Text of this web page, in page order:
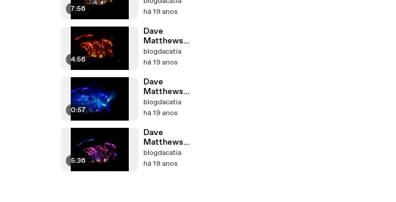
7:56
Lisbon So
há 19 anos
4:56
Dave
Matthews
Band Live
Lisbon Don´t
water
blogdacatia
há 19 anos
0:57
Dave
Matthews
Band Live
Lisbon Idea of
blogdacatia
há 19 anos
5:36
Dave
Matthews
Band Live
Lisbon Crash
blogdacatia
há 19 anos